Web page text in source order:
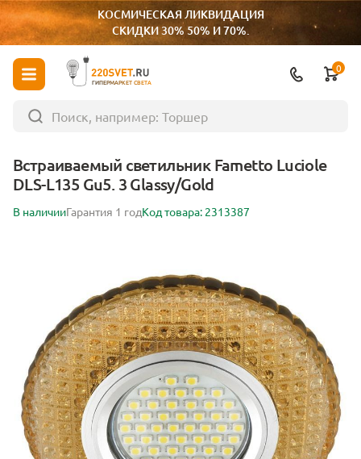
КОСМИЧЕСКАЯ ЛИКВИДАЦИЯ
СКИДКИ 30% 50% И 70%.
ГИПЕРМАРКЕТ СВЕТА
0
Встраиваемый светильник Fametto Luciole
DLS-L135 Gu5. 3 Glassy/Gold
В наличииГарантия 1 годКод товара: 2313387